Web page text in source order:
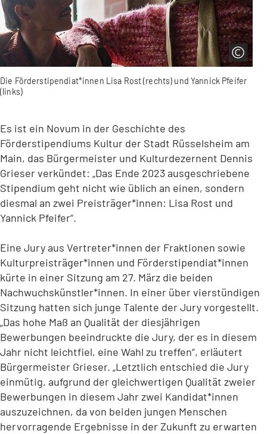
Die Förderstipendiat*innen Lisa Rost (rechts) und Yannick Pfeifer
(links)
Es ist ein Novum in der Geschichte des
Förderstipendiums Kultur der Stadt Rüsselsheim am
Main, das Bürgermeister und Kulturdezernent Dennis
Grieser verkündet: „Das Ende 2023 ausgeschriebene
Stipendium geht nicht wie üblich an einen, sondern
diesmal an zwei Preisträger*innen: Lisa Rost und
Yannick Pfeifer“.
Eine Jury aus Vertreter*innen der Fraktionen sowie
Kulturpreisträger*innen und Förderstipendiat*innen
kürte in einer Sitzung am 27. März die beiden
Nachwuchskünstler*innen. In einer über vierstündigen
Sitzung hatten sich junge Talente der Jury vorgestellt.
„Das hohe Maß an Qualität der diesjährigen
Bewerbungen beeindruckte die Jury, der es in diesem
Jahr nicht leichtfiel, eine Wahl zu treffen“, erläutert
Bürgermeister Grieser. „Letztlich entschied die Jury
einmütig, aufgrund der gleichwertigen Qualität zweier
Bewerbungen in diesem Jahr zwei Kandidat*innen
auszuzeichnen, da von beiden jungen Menschen
hervorragende Ergebnisse in der Zukunft zu erwarten